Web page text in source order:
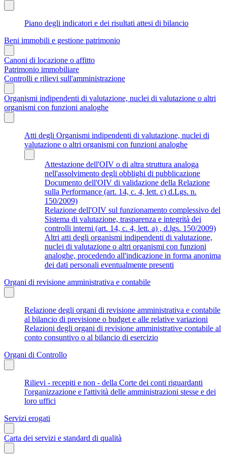
Piano degli indicatori e dei risultati attesi di bilancio
Beni immobili e gestione patrimonio
Canoni di locazione o affitto
Patrimonio immobiliare
Controlli e rilievi sull'amministrazione
Organismi indipendenti di valutazione, nuclei di valutazione o altri
organismi con funzioni analoghe
Atti degli Organismi indipendenti di valutazione, nuclei di
valutazione o altri organismi con funzioni analoghe
Attestazione dell'OIV o di altra struttura analoga
nell'assolvimento degli obblighi di pubblicazione
Documento dell'OIV di validazione della Relazione
sulla Performance (art. 14, c. 4, lett. c) d.Lgs. n.
150/2009)
Relazione dell'OIV sul funzionamento complessivo del
Sistema di valutazione, trasparenza e integrità dei
controlli interni (art. 14, c. 4, lett. a) , d.lgs. 150/2009)
Altri atti degli organismi indipendenti di valutazione,
nuclei di valutazione o altri organismi con funzioni
analoghe, procedendo all'indicazione in forma anonima
dei dati personali eventualmente presenti
Organi di revisione amministrativa e contabile
Relazione degli organi di revisione amministrativa e contabile
al bilancio di previsione o budget e alle relative variazioni
Relazioni degli organi di revisione amministrative contabile al
conto consuntivo o al bilancio di esercizio
Organi di Controllo
Rilievi - recepiti e non - della Corte dei conti riguardanti
l'organizzazione e l'attività delle amministrazioni stesse e dei
loro uffici
Servizi erogati
Carta dei servizi e standard di qualità